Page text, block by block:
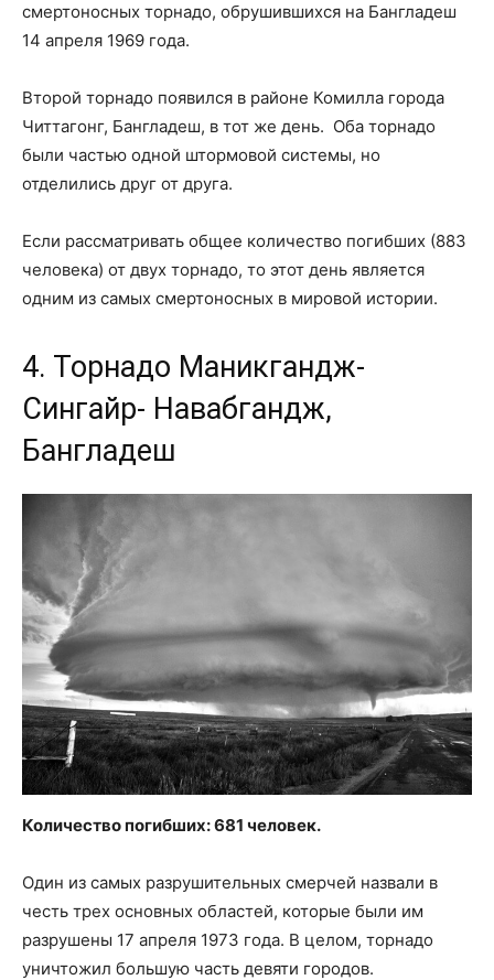
смертоносных торнадо, обрушившихся на Бангладеш
14 апреля 1969 года.
Второй торнадо появился в районе Комилла города
Читтагонг, Бангладеш, в тот же день. Оба торнадо
были частью одной штормовой системы, но
отделились друг от друга.
Если рассматривать общее количество погибших (883
человека) от двух торнадо, то этот день является
одним из самых смертоносных в мировой истории.
4. Торнадо Маникгандж-
Сингайр- Навабгандж,
Бангладеш
Количество погибших: 681 человек.
Один из самых разрушительных смерчей назвали в
честь трех основных областей, которые были им
разрушены 17 апреля 1973 года. В целом, торнадо
уничтожил большую часть девяти городов.